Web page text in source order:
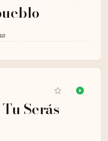
Serás